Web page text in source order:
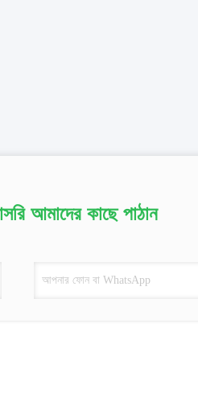
আমাদের কাছে পাঠান